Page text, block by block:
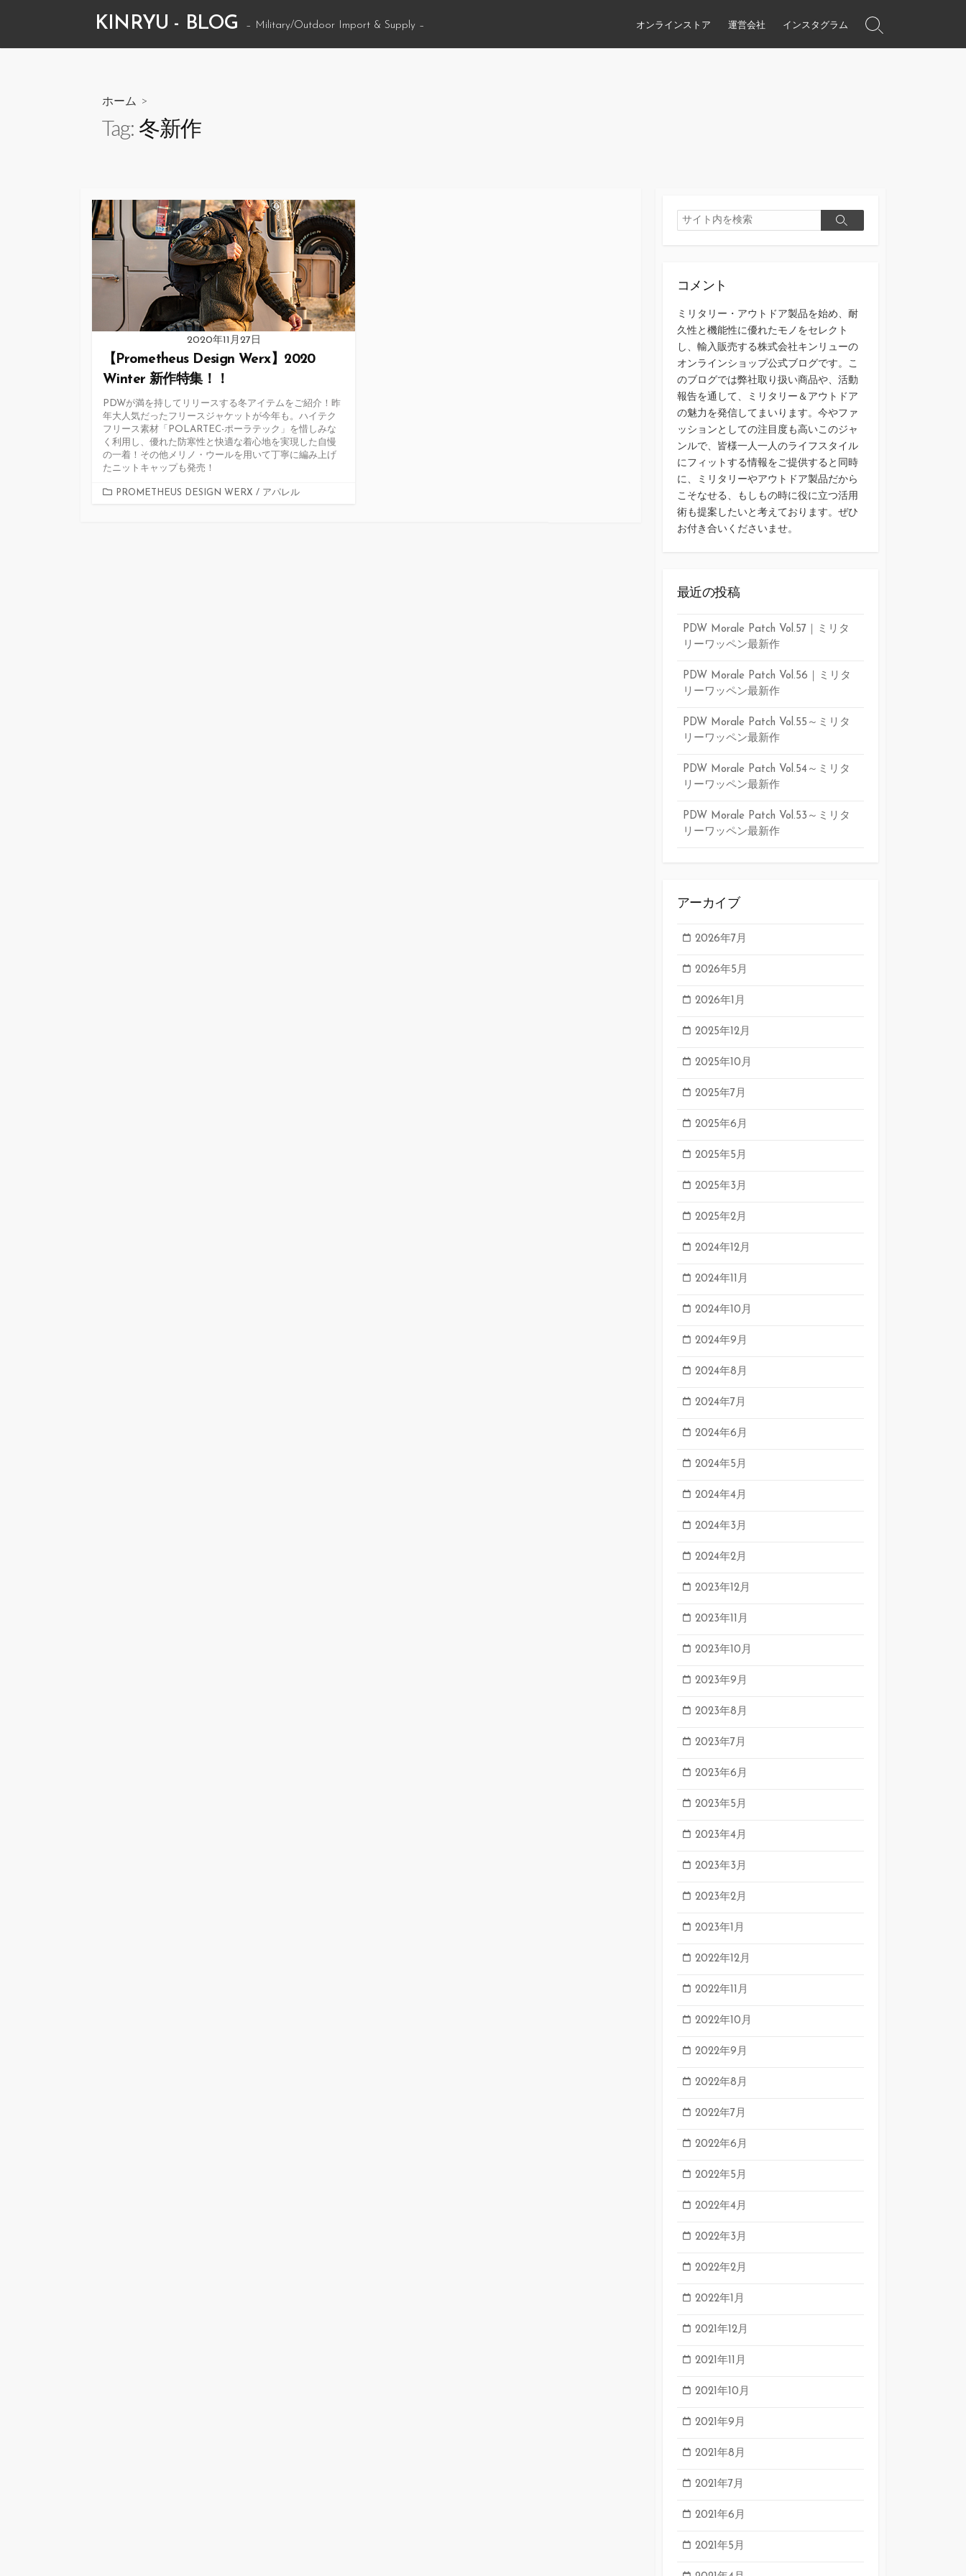
テ
KINRYU - BLOG – Military/Outdoor Import & Supply – オンラインストア 運営会社 インスタグラム
検
索
ホーム >
Tag:冬新作
2020年11月27日
【Prometheus Design Werx】2020
Winter 新作特集！！
PDWが満を持してリリースする冬アイテムをご紹介！昨
年大人気だったフリースジャケットが今年も。ハイテク
フリース素材「POLARTEC-ポーラテック」を惜しみな
く利用し、優れた防寒性と快適な着心地を実現した自慢
の一着！その他メリノ・ウールを用いて丁寧に編み上げ
たニットキャップも発売！
カPROMETHEUS DESIGN WERX / アパレル
検
索
検
コメント
ミリタリー・アウトドア製品を始め、耐
久性と機能性に優れたモノをセレクト
し、輸入販売する株式会社キンリューの
オンラインショップ公式ブログです。こ
のブログでは弊社取り扱い商品や、活動
報告を通して、ミリタリー＆アウトドア
の魅力を発信してまいります。今やファ
ッションとしての注目度も高いこのジャ
ンルで、皆様一人一人のライフスタイル
にフィットする情報をご提供すると同時
に、ミリタリーやアウトドア製品だから
こそなせる、もしもの時に役に立つ活用
術も提案したいと考えております。ぜひ
お付き合いくださいませ。
最近の投稿
PDW Morale Patch Vol.57｜ミリタ
リーワッペン最新作
PDW Morale Patch Vol.56｜ミリタ
リーワッペン最新作
PDW Morale Patch Vol.55～ミリタ
リーワッペン最新作
PDW Morale Patch Vol.54～ミリタ
リーワッペン最新作
PDW Morale Patch Vol.53～ミリタ
リーワッペン最新作
アーカイブ
2026年7月
2026年5月
2026年1月
2025年12月
2025年10月
2025年7月
2025年6月
2025年5月
2025年3月
2025年2月
2024年12月
2024年11月
2024年10月
2024年9月
2024年8月
2024年7月
2024年6月
2024年5月
2024年4月
2024年3月
2024年2月
2023年12月
2023年11月
2023年10月
2023年9月
2023年8月
2023年7月
2023年6月
2023年5月
2023年4月
2023年3月
2023年2月
2023年1月
2022年12月
2022年11月
2022年10月
2022年9月
2022年8月
2022年7月
2022年6月
2022年5月
2022年4月
2022年3月
2022年2月
2022年1月
2021年12月
2021年11月
2021年10月
2021年9月
2021年8月
2021年7月
2021年6月
2021年5月